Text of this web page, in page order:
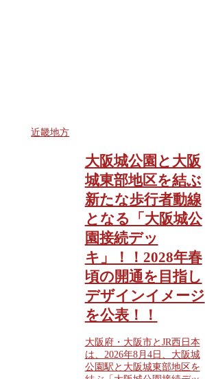
近畿地方
大阪城公園と大阪
城東部地区を結ぶ
新たな歩行者動線
となる「大阪城公
園接続デッ
キ」！！2028年春
頃の開通を目指し
デザインイメージ
を公表！！
大阪府・大阪市とJR西日本
は、2026年8月4日、大阪城
公園駅と大阪城東部地区を